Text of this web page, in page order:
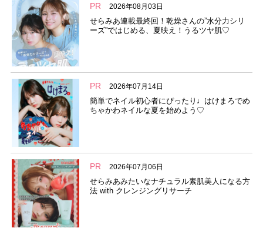
PR 2026年08月03日
せらみあ連載最終回！乾燥さんの”水分力シリ
ーズ”ではじめる、夏映え！うるツヤ肌♡
PR 2026年07月14日
簡単でネイル初心者にぴったり♩はけまろでめ
ちゃかわネイルな夏を始めよう♡
PR 2026年07月06日
せらみあみたいなナチュラル素肌美人になる方
法 with クレンジングリサーチ